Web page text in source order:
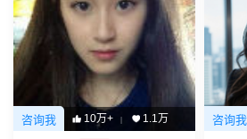
咨询我 10万+ | 1.1万 咨询我